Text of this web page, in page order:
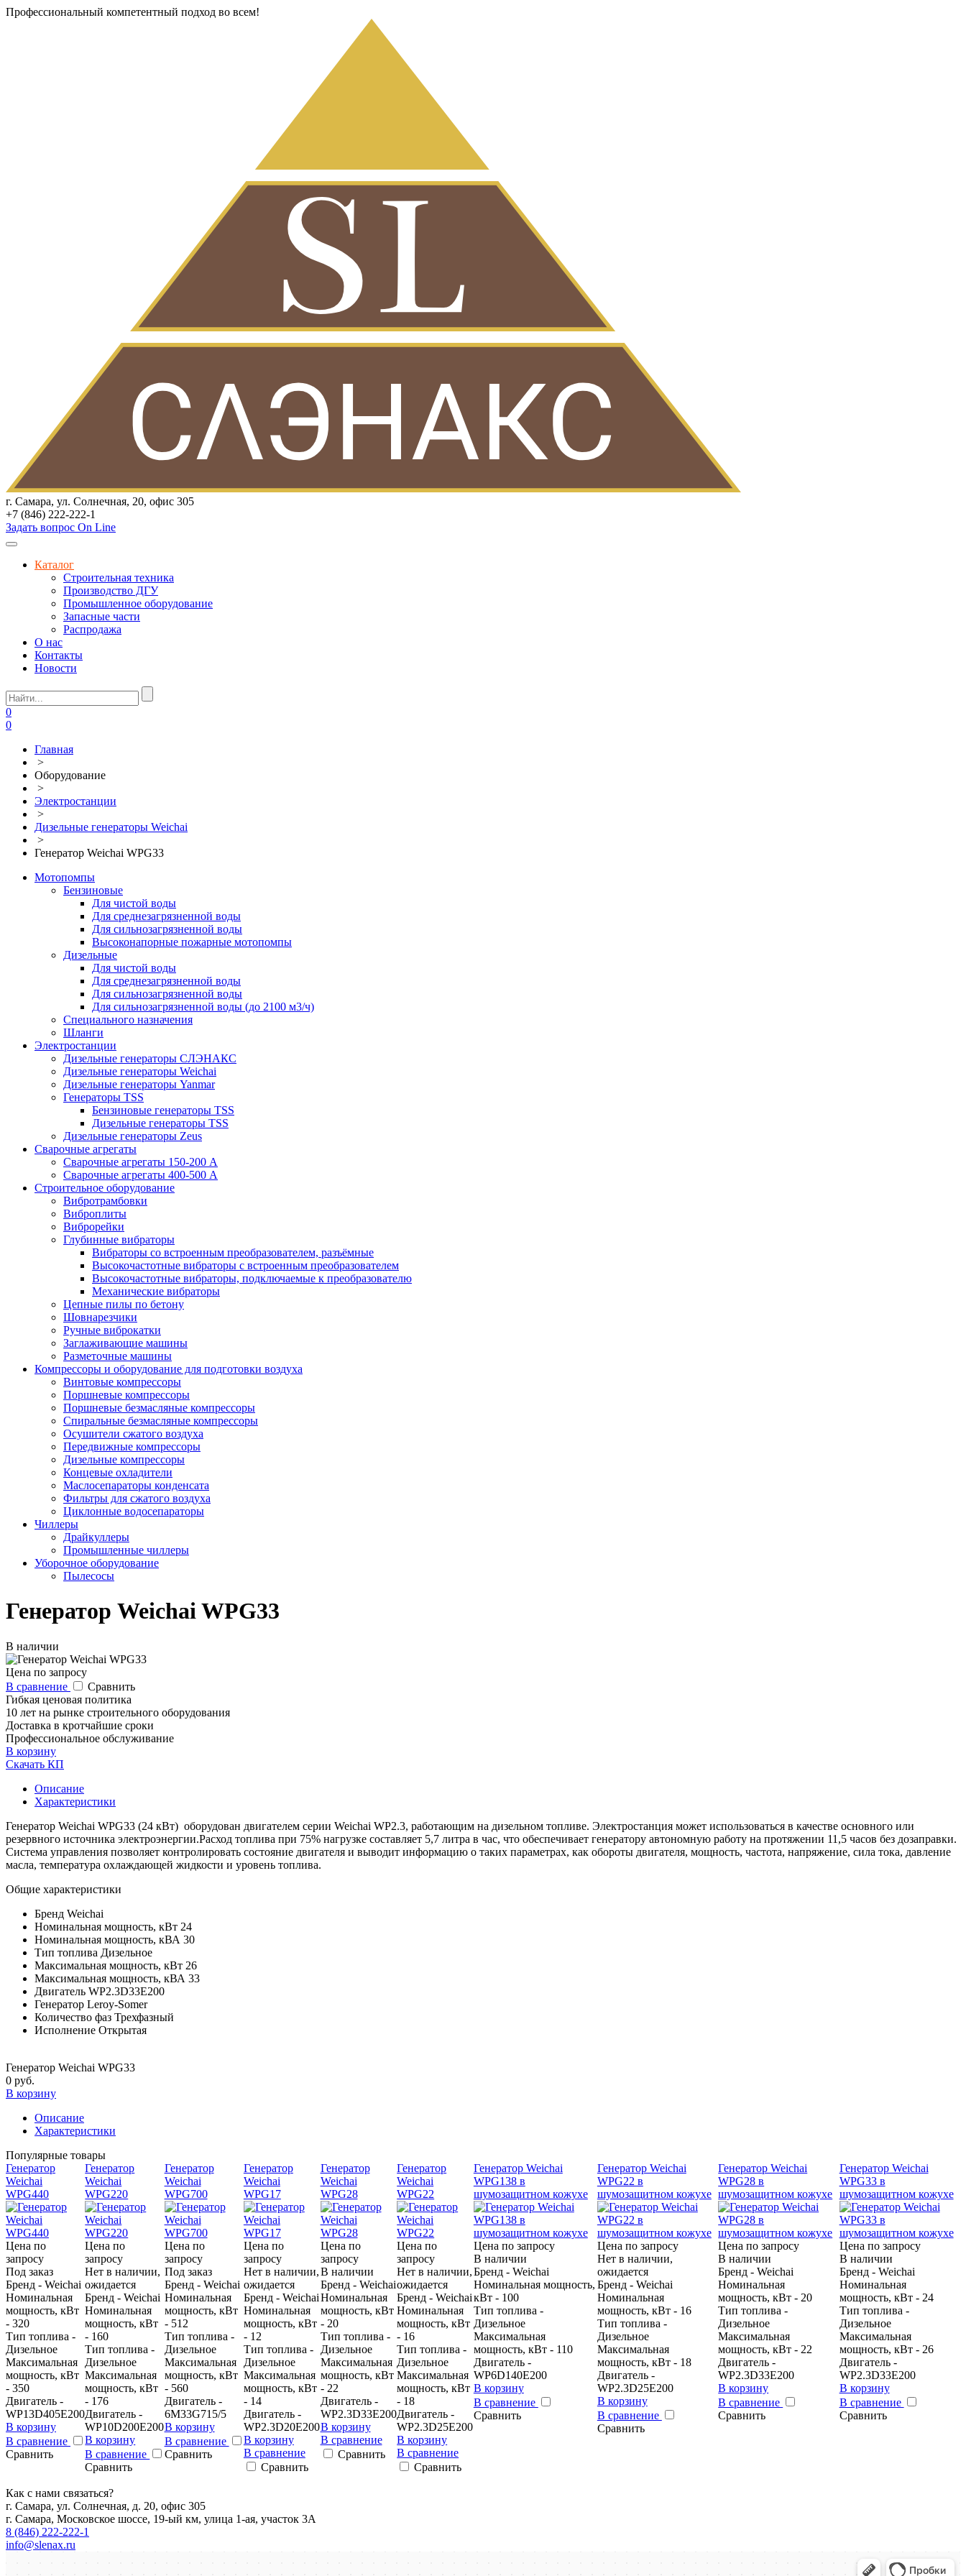
Профессиональный компетентный подход во всем!
г. Самара, ул. Солнечная, 20, офис 305
+7 (846) 222-222-1
Задать вопрос On Line
Каталог
Строительная техника
Производство ДГУ
Промышленное оборудование
Запасные части
Распродажа
О нас
Контакты
Новости
0
0
Главная
>
Оборудование
>
Электростанции
>
Дизельные генераторы Weichai
>
Генератор Weichai WPG33
Мотопомпы
Бензиновые
Для чистой воды
Для среднезагрязненной воды
Для сильнозагрязненной воды
Высоконапорные пожарные мотопомпы
Дизельные
Для чистой воды
Для среднезагрязненной воды
Для сильнозагрязненной воды
Для сильнозагрязненной воды (до 2100 м3/ч)
Специального назначения
Шланги
Электростанции
Дизельные генераторы СЛЭНАКС
Дизельные генераторы Weichai
Дизельные генераторы Yanmar
Генераторы TSS
Бензиновые генераторы TSS
Дизельные генераторы TSS
Дизельные генераторы Zeus
Сварочные агрегаты
Сварочные агрегаты 150-200 А
Сварочные агрегаты 400-500 А
Строительное оборудование
Вибротрамбовки
Виброплиты
Виброрейки
Глубинные вибраторы
Вибраторы со встроенным преобразователем, разъёмные
Высокочастотные вибраторы с встроенным преобразователем
Высокочастотные вибраторы, подключаемые к преобразователю
Механические вибраторы
Цепные пилы по бетону
Шовнарезчики
Ручные виброкатки
Заглаживающие машины
Разметочные машины
Компрессоры и оборудование для подготовки воздуха
Винтовые компрессоры
Поршневые компрессоры
Поршневые безмасляные компрессоры
Спиральные безмасляные компрессоры
Осушители сжатого воздуха
Передвижные компрессоры
Дизельные компрессоры
Концевые охладители
Маслосепараторы конденсата
Фильтры для сжатого воздуха
Циклонные водосепараторы
Чиллеры
Драйкуллеры
Промышленные чиллеры
Уборочное оборудование
Пылесосы
Генератор Weichai WPG33
В наличии
Цена по запросу
В сравнение
Сравнить
Гибкая ценовая политика
10 лет на рынке строительного оборудования
Доставка в кротчайшие сроки
Профессиональное обслуживание
В корзину
Скачать КП
Описание
Характеристики
Генератор Weichai WPG33 (24 кВт) оборудован двигателем серии Weichai WP2.3, работающим на дизельном топливе. Электростанция может использоваться в качестве основного или
резервного источника электроэнергии.Расход топлива при 75% нагрузке составляет 5,7 литра в час, что обеспечивает генератору автономную работу на протяжении 11,5 часов без дозаправки.
Система управления позволяет контролировать состояние двигателя и выводит информацию о таких параметрах, как обороты двигателя, мощность, частота, напряжение, сила тока, давление
масла, температура охлаждающей жидкости и уровень топлива.
Общие характеристики
Бренд Weichai
Номинальная мощность, кВт 24
Номинальная мощность, кВА 30
Тип топлива Дизельное
Максимальная мощность, кВт 26
Максимальная мощность, кВА 33
Двигатель WP2.3D33E200
Генератор Leroy-Somer
Количество фаз Трехфазный
Исполнение Открытая
Генератор Weichai WPG33
0 руб.
В корзину
Описание
Характеристики
Популярные товары
Генератор
Weichai
WPG440
Цена по
запросу
Под заказ
Бренд - Weichai
Номинальная
мощность, кВт
- 320
Тип топлива -
Дизельное
Максимальная
мощность, кВт
- 350
Двигатель -
WP13D405E200
В корзину
В сравнение
Сравнить
Генератор
Weichai
WPG220
Цена по
запросу
Нет в наличии,
ожидается
Бренд - Weichai
Номинальная
мощность, кВт
- 160
Тип топлива -
Дизельное
Максимальная
мощность, кВт
- 176
Двигатель -
WP10D200E200
В корзину
В сравнение
Сравнить
Генератор
Weichai
WPG700
Цена по
запросу
Под заказ
Бренд - Weichai
Номинальная
мощность, кВт
- 512
Тип топлива -
Дизельное
Максимальная
мощность, кВт
- 560
Двигатель -
6M33G715/5
В корзину
В сравнение
Сравнить
Генератор
Weichai
WPG17
Цена по
запросу
Нет в наличии,
ожидается
Бренд - Weichai
Номинальная
мощность, кВт
- 12
Тип топлива -
Дизельное
Максимальная
мощность, кВт
- 14
Двигатель -
WP2.3D20E200
В корзину
В сравнение
Сравнить
Генератор
Weichai
WPG28
Цена по
запросу
В наличии
Бренд - Weichai
Номинальная
мощность, кВт
- 20
Тип топлива -
Дизельное
Максимальная
мощность, кВт
- 22
Двигатель -
WP2.3D33E200
В корзину
В сравнение
Сравнить
Генератор
Weichai
WPG22
Цена по
запросу
Нет в наличии,
ожидается
Бренд - Weichai
Номинальная
мощность, кВт
- 16
Тип топлива -
Дизельное
Максимальная
мощность, кВт
- 18
Двигатель -
WP2.3D25E200
В корзину
В сравнение
Сравнить
Генератор Weichai
WPG138 в
шумозащитном кожухе
Цена по запросу
В наличии
Бренд - Weichai
Номинальная мощность,
кВт - 100
Тип топлива -
Дизельное
Максимальная
мощность, кВт - 110
Двигатель -
WP6D140E200
В корзину
В сравнение
Сравнить
Генератор Weichai
WPG22 в
шумозащитном кожухе
Цена по запросу
Нет в наличии,
ожидается
Бренд - Weichai
Номинальная
мощность, кВт - 16
Тип топлива -
Дизельное
Максимальная
мощность, кВт - 18
Двигатель -
WP2.3D25E200
В корзину
В сравнение
Сравнить
Генератор Weichai
WPG28 в
шумозащитном кожухе
Цена по запросу
В наличии
Бренд - Weichai
Номинальная
мощность, кВт - 20
Тип топлива -
Дизельное
Максимальная
мощность, кВт - 22
Двигатель -
WP2.3D33E200
В корзину
В сравнение
Сравнить
Генератор Weichai
WPG33 в
шумозащитном кожухе
Цена по запросу
В наличии
Бренд - Weichai
Номинальная
мощность, кВт - 24
Тип топлива -
Дизельное
Максимальная
мощность, кВт - 26
Двигатель -
WP2.3D33E200
В корзину
В сравнение
Сравнить
Как с нами связаться?
г. Самара, ул. Солнечная, д. 20, офис 305
г. Самара, Московское шоссе, 19-ый км, улица 1-ая, участок 3А
8 (846) 222-222-1
info@slenax.ru